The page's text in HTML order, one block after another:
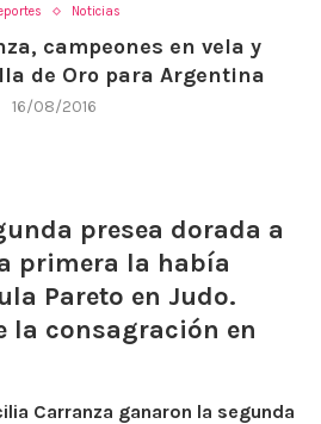
Noticias
campeones en vela y
de Oro para Argentina
16/08/2016
presea dorada a
primera la había
Pareto en Judo.
la consagración en
Carranza ganaron la segunda